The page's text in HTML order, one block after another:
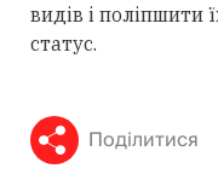
видів і поліпшити
статус.
Поділитися